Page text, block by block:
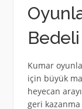
Bedeli
Kumar
için büyük
heyecan
geri kazanma